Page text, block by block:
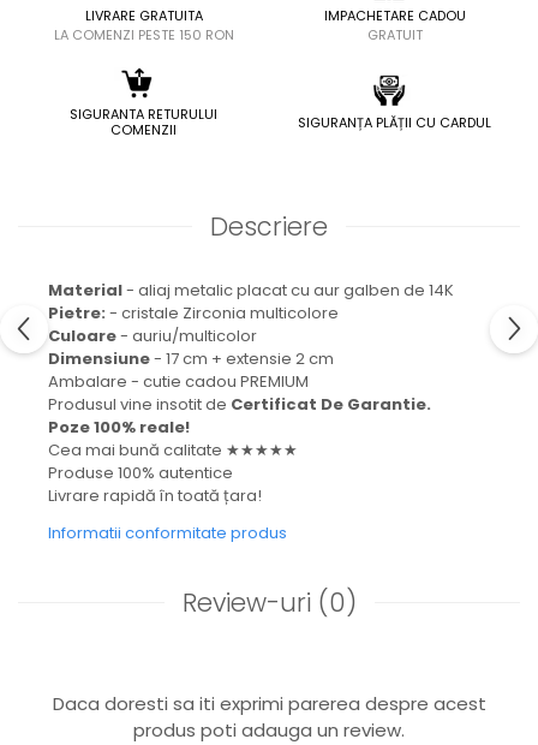
LIVRARE GRATUITA
LA COMENZI PESTE 150 RON
IMPACHETARE CADOU
GRATUIT
SIGURANTA RETURULUI
COMENZII
SIGURANȚA PLĂȚII CU CARDUL
Descriere
Material- aliaj metalic placat cu aur galben de 14K
Pietre: - cristale Zirconia multicolore
Culoare- auriu/multicolor
Dimensiune- 17 cm + extensie 2 cm
Ambalare - cutie cadou PREMIUM
Produsul vine insotit de Certificat De Garantie.
Poze 100% reale!
Cea mai bună calitate ★★★★★
Produse 100% autentice
Livrare rapidă în toată țara!
Informatii conformitate produs
Review-uri (0)
Daca doresti sa iti exprimi parerea despre acest
produs poti adauga un review.